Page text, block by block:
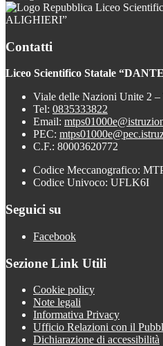
Liceo
ALIGHIERI”
Contatti
Liceo Scientifico Statale
Viale delle Nazioni Unite 2
Tel: 0835333822
Email:
PEC:
C.F.: 80003620772
Codice Meccanografico:
Codice Univoco: UFLK6I
Seguici su
Facebook
Sezione Link Utili
Cookie policy
Note legali
Informativa Privacy
Ufficio Relazioni con il
Dichiarazione di accessibilità